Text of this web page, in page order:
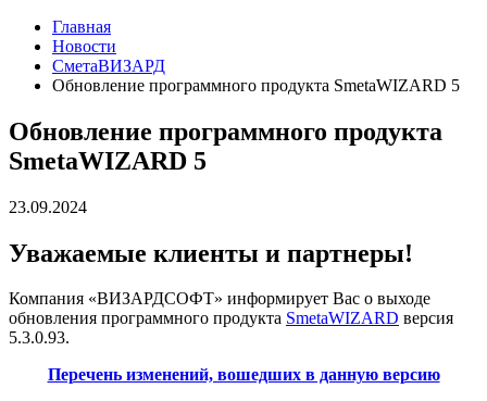
Главная
Новости
СметаВИЗАРД
Обновление программного продукта SmetaWIZARD 5
Обновление программного продукта
SmetaWIZARD 5
23.09.2024
Уважаемые клиенты и партнеры!
Компания «ВИЗАРДСОФТ» информирует Вас о выходе
обновления программного продукта SmetaWIZARD версия
5.3.0.93.
Перечень изменений, вошедших в данную версию